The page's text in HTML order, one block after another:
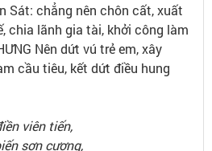
Sát: chẳng nên chôn cất, xuất
chia lãnh gia tài, khởi công làm
Nên dứt vú trẻ em, xây
cầu tiêu, kết dứt điều hung
viên tiến,
sơn cương,